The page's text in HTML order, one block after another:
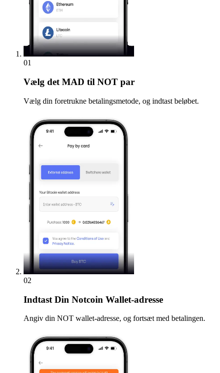
01
Vælg det MAD til NOT par
Vælg din foretrukne betalingsmetode, og indtast beløbet.
02
Indtast Din Notcoin Wallet-adresse
Angiv din NOT wallet-adresse, og fortsæt med betalingen.